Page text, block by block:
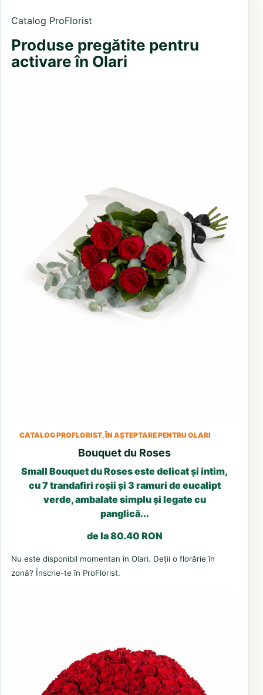
Catalog ProFlorist
Produse pregătite pentru
activare în Olari
CATALOG PROFLORIST, ÎN AȘTEPTARE PENTRU OLARI
Bouquet du Roses
Small Bouquet du Roses este delicat și intim,
cu 7 trandafiri roșii și 3 ramuri de eucalipt
verde, ambalate simplu și legate cu
panglică...
de la 80.40 RON
Nu este disponibil momentan în Olari. Deții o florărie în
zonă? Înscrie-te în ProFlorist.